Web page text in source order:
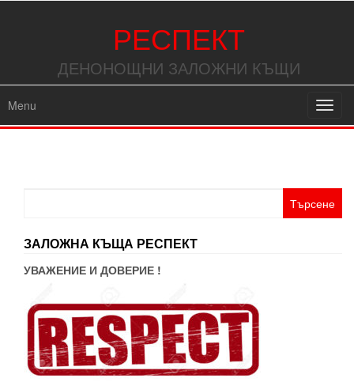
РЕСПЕКТ
ДЕНОНОЩНИ ЗАЛОЖНИ КЪЩИ
Menu
ЗАЛОЖНА КЪЩА РЕСПЕКТ
УВАЖЕНИЕ И ДОВЕРИЕ !